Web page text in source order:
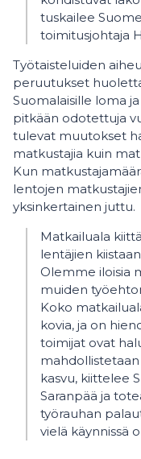
tuskailee
toimitusjohtaja
Työtaisteluiden
peruutukset
Suomalaisille loma
pitkään odotettuja
tulevat muutokset
matkustajia kuin
Kun
lentojen
yksinkertainen juttu.
Matkailuala
lentäjien
Olemme iloisia
muiden
Koko
kovia, ja on
toimijat ovat
kasvu, kiittelee
Saranpää ja
työrauhan
vielä käynnissä